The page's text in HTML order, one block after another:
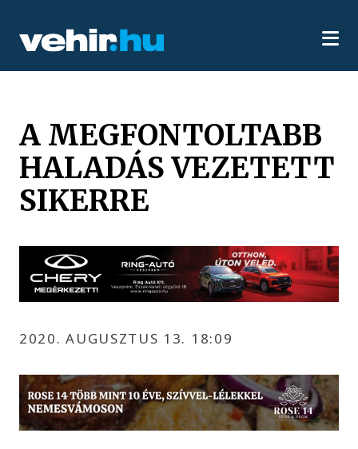
A MEGFONTOLTABB
HALADÁS VEZETETT
SIKERRE
2020. AUGUSZTUS 13. 18:09